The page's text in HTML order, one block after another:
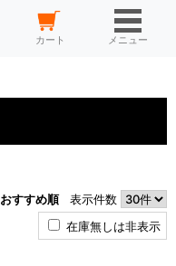
カート メニュー
おすすめ順表示件数
在庫無しは非表示